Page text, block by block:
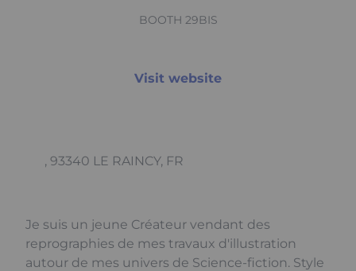
BOOTH 29BIS
Visit website
, 93340 LE RAINCY, FR
Je suis un jeune Créateur vendant des
reprographies de mes travaux d'illustration
autour de mes univers de Science-fiction. Style